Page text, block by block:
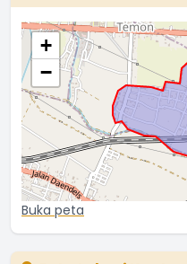
+
−
Buka peta